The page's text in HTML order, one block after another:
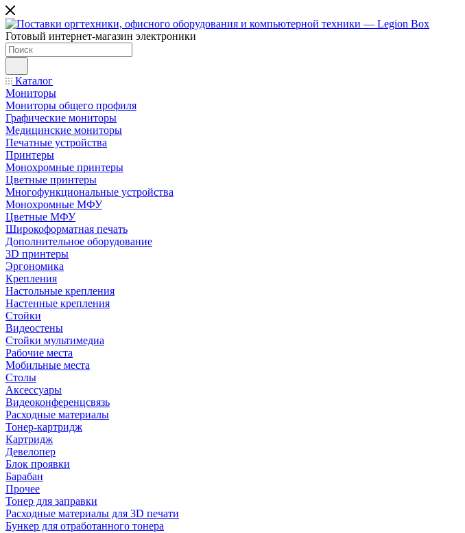
Готовый интернет-магазин электроники
Каталог
Мониторы
Мониторы общего профиля
Графические мониторы
Медицинские мониторы
Печатные устройства
Принтеры
Моноxромныe принтеры
Цвeтныe принтеры
Многофункциональные устройства
Монохромные МФУ
Цветные МФУ
Широкоформатная печать
Дополнительное оборудование
3D принтеры
Эргономика
Крепления
Настольные крепления
Настенные крепления
Стойки
Видеостены
Стойки мультимедиа
Рабочие места
Мобильные места
Столы
Аксессуары
Видеоконференцсвязь
Расходные материалы
Тонер-картридж
Картридж
Девелопер
Блок проявки
Барабан
Прочее
Тонер для заправки
Расходные материалы для 3D печати
Бункер для отработанного тонера